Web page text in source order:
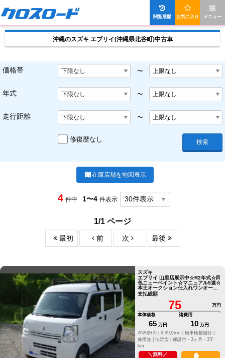
メニュー
お気に入り
閲覧履歴
沖縄のスズキ エブリイ(沖縄県北谷町)中古車
価格帯 〜
年式 〜
走行距離 〜
修復歴なし 検索
在庫店舗を地図表示
4 件中 1〜4 件表示
1/1 ページ
最初 前 次 最後
スズキ
エブリイ 山里店展示中☆R2年式☆同
色ニューペイント☆マニュアル5速☆
本土オークション仕入れワンオーナ
ー
支払総額
75
万円
本体価格
65 万円
諸費用
10 万円
2020(R2) |
9.99万km |
検車検整備付 |
修復無 | 法定含 | 保証付・3ヶ月・3千
km
＼無料／